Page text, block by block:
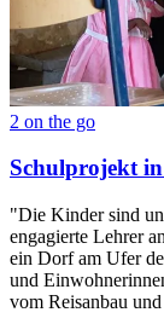
2 on the go
Schulprojekt
"Die Kinder sind
engagierte Lehrer
ein Dorf am Ufer
und
vom Reisanbau